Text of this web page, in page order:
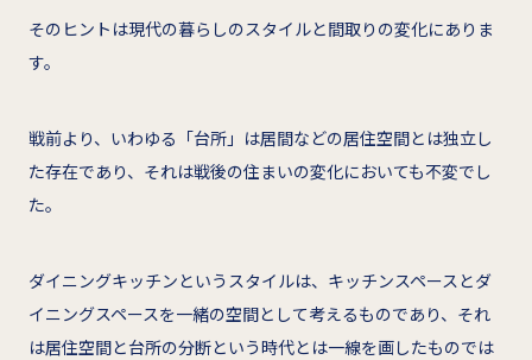
そのヒントは現代の暮らしのスタイルと間取りの変化にありま
す。
戦前より、いわゆる「台所」は居間などの居住空間とは独立し
た存在であり、それは戦後の住まいの変化においても不変でし
た。
ダイニングキッチンというスタイルは、キッチンスペースとダ
イニングスペースを一緒の空間として考えるものであり、それ
は居住空間と台所の分断という時代とは一線を画したものでは